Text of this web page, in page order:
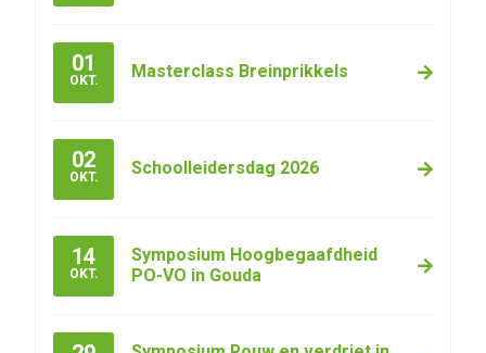
01
OKT. Masterclass Breinprikkels
02
OKT. Schoolleidersdag 2026
14
OKT.
Symposium Hoogbegaafdheid
PO-VO in Gouda